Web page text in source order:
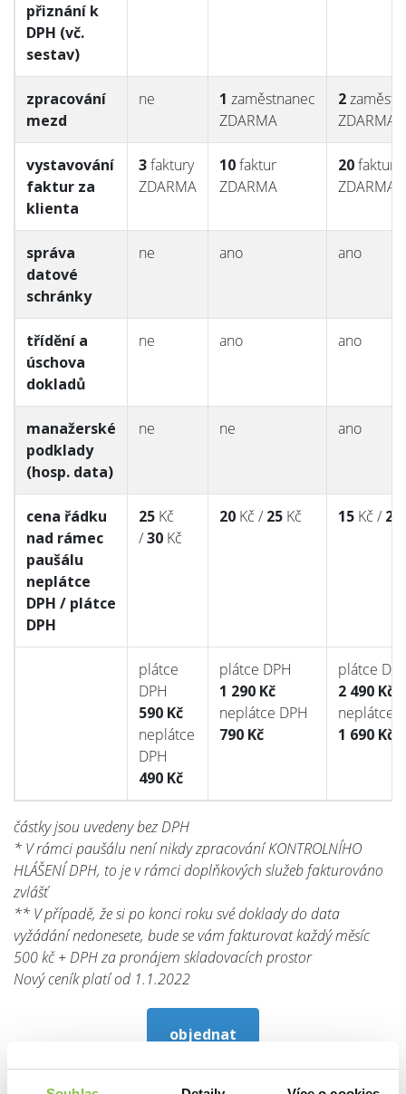
plátce
DPH
590 Kč
neplátce
DPH
490 Kč
plátce DPH
1 290 Kč
neplátce DPH
790 Kč
plátce
2 490 Kč
neplátce
1 690 Kč
přiznání k
DPH (vč.
sestav)
zpracování
mezd
ne 1 zaměstnanec
ZDARMA
2
ZDARMA
vystavování
faktur za
klienta
3faktury
ZDARMA
10faktur
ZDARMA
20faktur
ZDARMA
správa
datové
schránky
ne ano ano
třídění a
úschova
dokladů
ne ano ano
manažerské
podklady
(hosp. data)
ne ne ano
cena řádku
nad rámec
paušálu
neplátce
DPH / plátce
DPH
25 Kč
/30 Kč
20 Kč / 25 Kč 15 Kč / 20
částky jsou uvedeny bez DPH
* V rámci paušálu není nikdy zpracování KONTROLNÍHO
HLÁŠENÍ DPH, to je v rámci doplňkových služeb fakturováno
zvlášť
** V případě, že si po konci roku své doklady do data
vyžádání nedonesete, bude se vám fakturovat každý měsíc
500 kč + DPH za pronájem skladovacích prostor
Nový ceník platí od 1.1.2022
objednat